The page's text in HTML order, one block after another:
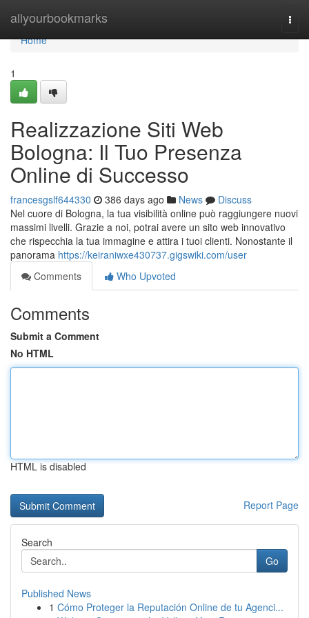
allyourbookmarks
Home
Home
1
Realizzazione Siti Web
Bologna: Il Tuo Presenza
Online di Successo
francesgslf644330 386 days ago News
Discuss
Nel cuore di Bologna, la tua visibilità online può raggiungere nuovi
massimi livelli. Grazie a noi, potrai avere un sito web innovativo
che rispecchia la tua immagine e attira i tuoi clienti. Nonostante il
panorama https://keiraniwxe430737.gigswiki.com/user
Comments
Who Upvoted
Comments
Submit a Comment
No HTML
HTML is disabled
Report Page
Search
Go
Published News
1 Cómo Proteger la Reputación Online de tu Agenci...